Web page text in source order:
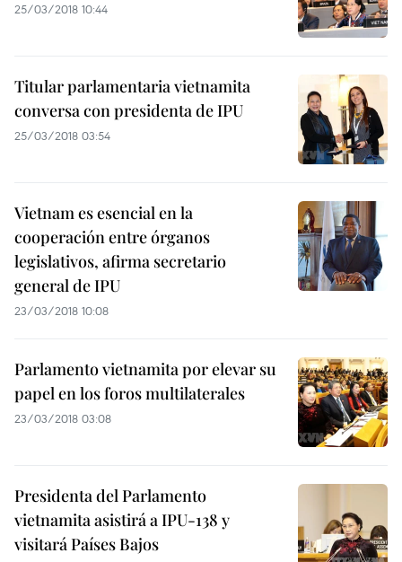
25/03/2018 10:44
Titular parlamentaria vietnamita
conversa con presidenta de IPU
25/03/2018 03:54
Vietnam es esencial en la
cooperación entre órganos
legislativos, afirma secretario
general de IPU
23/03/2018 10:08
Parlamento vietnamita por elevar su
papel en los foros multilaterales
23/03/2018 03:08
Presidenta del Parlamento
vietnamita asistirá a IPU-138 y
visitará Países Bajos